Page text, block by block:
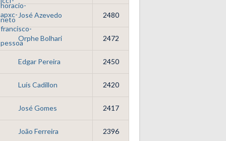
José Azevedo 2480
Orphe Bolhari 2472
Edgar Pereira 2450
Luís Cadillon 2420
José Gomes 2417
João Ferreira 2396